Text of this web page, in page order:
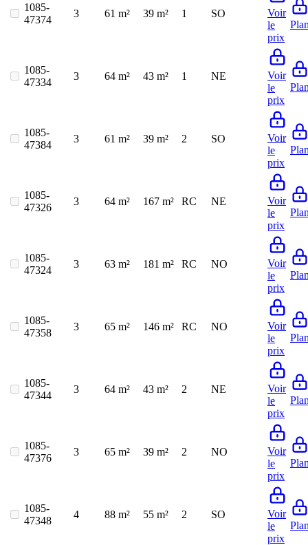
1085-
47374
3 61 m² 39 m² 1 SO
Voir
le
prix
1085-
47334
3 64 m² 43 m² 1 NE
Voir
le
prix
1085-
47384
3 61 m² 39 m² 2 SO
Voir
le
prix
1085-
47326
3 64 m² 167 m² RC NE
Voir
le
prix
1085-
47324
3 63 m² 181 m² RC NO
Voir
le
prix
1085-
47358
3 65 m² 146 m² RC NO
Voir
le
prix
1085-
47344
3 64 m² 43 m² 2 NE
Voir
le
prix
1085-
47376
3 65 m² 39 m² 2 NO
Voir
le
prix
1085-
47348
4 88 m² 55 m² 2 SO
Voir
le
prix